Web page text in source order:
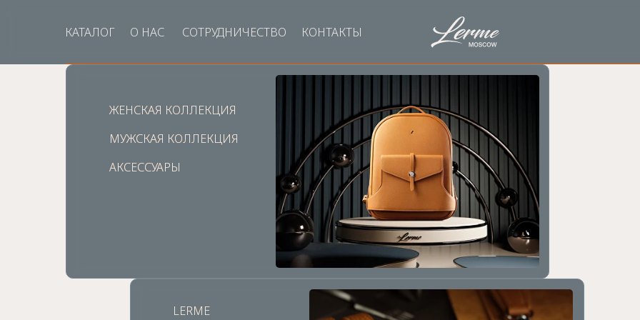
КАТАЛОГ О НАС СОТРУДНИЧЕСТВО КОНТАКТЫ
ЖЕНСКАЯ КОЛЛЕКЦИЯ
ЖЕНСКАЯ КОЛЛЕКЦИЯ
МУЖСКАЯ КОЛЛЕКЦИЯ
МУЖСКАЯ КОЛЛЕКЦИЯ
АКСЕССУАРЫ
АКСЕССУАРЫ
LERME
LERME